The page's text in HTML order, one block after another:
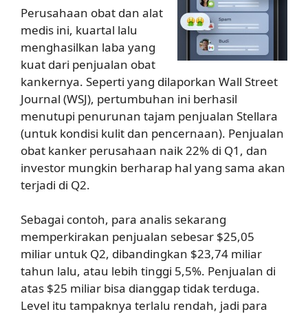
Perusahaan obat dan alat
medis ini, kuartal lalu
menghasilkan laba yang
kuat dari penjualan obat
kankernya. Seperti yang dilaporkan Wall Street
Journal (WSJ), pertumbuhan ini berhasil
menutupi penurunan tajam penjualan Stellara
(untuk kondisi kulit dan pencernaan). Penjualan
obat kanker perusahaan naik 22% di Q1, dan
investor mungkin berharap hal yang sama akan
terjadi di Q2.
Sebagai contoh, para analis sekarang
memperkirakan penjualan sebesar $25,05
miliar untuk Q2, dibandingkan $23,74 miliar
tahun lalu, atau lebih tinggi 5,5%. Penjualan di
atas $25 miliar bisa dianggap tidak terduga.
Level itu tampaknya terlalu rendah, jadi para